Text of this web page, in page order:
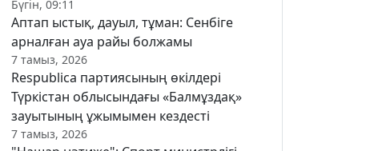
Бүгін, 09:11
Аптап ыстық, дауыл, тұман: Сенбіге
арналған ауа райы болжамы
7 тамыз, 2026
Respublica партиясының өкілдері
Түркістан облысындағы «Балмұздақ»
зауытының ұжымымен кездесті
7 тамыз, 2026